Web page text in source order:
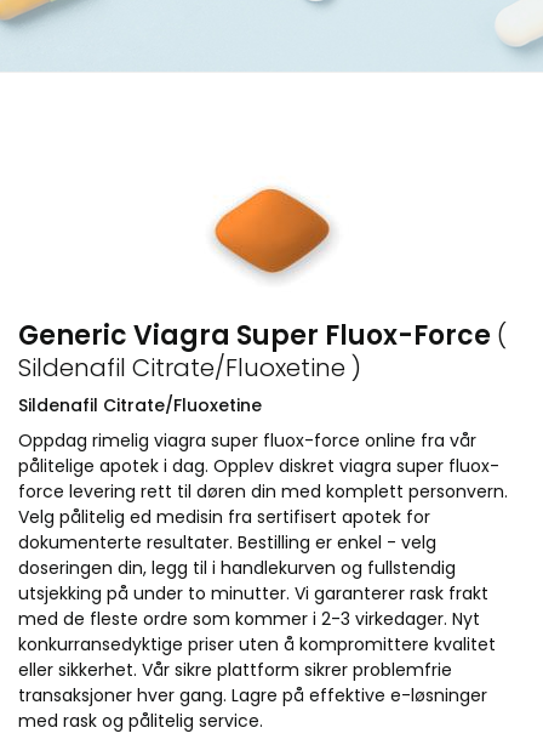
Generic Viagra Super Fluox-Force (
Sildenafil Citrate/Fluoxetine )
Sildenafil Citrate/Fluoxetine
Oppdag rimelig viagra super fluox-force online fra vår
pålitelige apotek i dag. Opplev diskret viagra super fluox-
force levering rett til døren din med komplett personvern.
Velg pålitelig ed medisin fra sertifisert apotek for
dokumenterte resultater. Bestilling er enkel - velg
doseringen din, legg til i handlekurven og fullstendig
utsjekking på under to minutter. Vi garanterer rask frakt
med de fleste ordre som kommer i 2-3 virkedager. Nyt
konkurransedyktige priser uten å kompromittere kvalitet
eller sikkerhet. Vår sikre plattform sikrer problemfrie
transaksjoner hver gang. Lagre på effektive e-løsninger
med rask og pålitelig service.